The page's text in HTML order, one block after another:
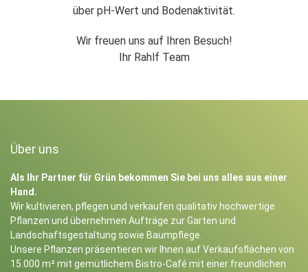
über pH-Wert und Bodenaktivität.
Wir freuen uns auf Ihren Besuch!
Ihr Rahlf Team
Über uns
Als Ihr Partner für Grün bekommen Sie bei uns alles aus einer
Hand.
Wir kultivieren, pflegen und verkaufen qualitativ hochwertige
Pflanzen und übernehmen Aufträge zur Garten und
Landschaftsgestaltung sowie Baumpflege.
Unsere Pflanzen präsentieren wir Ihnen auf Verkaufsflächen von
15.000 m² mit gemütlichem Bistro-Café mit einer freundlichen